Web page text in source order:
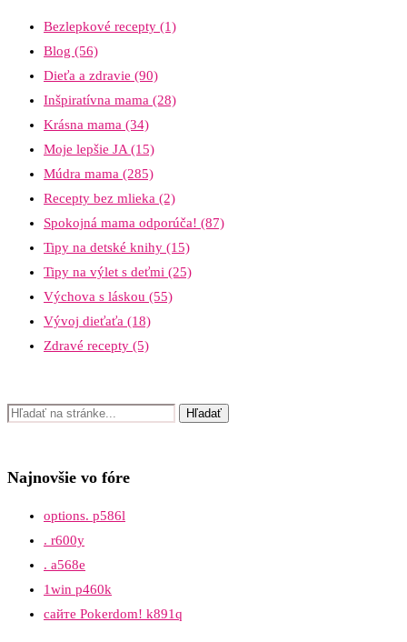
Bezlepkové recepty (1)
Blog (56)
Dieťa a zdravie (90)
Inšpiratívna mama (28)
Krásna mama (34)
Moje lepšie JA(15)
Múdra mama (285)
Recepty bez mlieka (2)
Spokojná mama odporúča! (87)
Tipy na detské knihy (15)
Tipy na výlet s deťmi (25)
Výchova s láskou (55)
Vývoj dieťaťa (18)
Zdravé recepty (5)
Najnovšie vo fóre
options. p586l
. r600y
. a568e
1win p460k
сайте Pokerdom! k891q